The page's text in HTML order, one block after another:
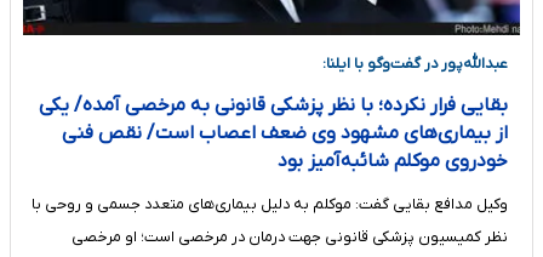
عبدالله‌پور در گفت‌و‌گو با ایلنا:
بقایی فرار نکرده؛ با نظر پزشکی قانونی به مرخصی آمده/ یکی
از بیماری‌های مشهود وی ضعف اعصاب است/ نقص فنی
خودروی موکلم شائبه‌آمیز بود
وکیل مدافع بقایی گفت: موکلم به دلیل بیماری‌های متعدد جسمی و روحی با
نظر کمیسیون پزشکی قانونی جهت درمان در مرخصی است؛ او مرخصی